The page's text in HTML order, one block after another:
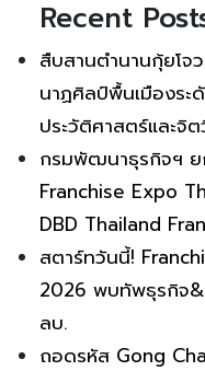
Recent
สืบสานตำนานกุ้ยโจ
นาฏศิลป์พื้นเมืองร
ประวัติศาสตร์และ
กรมพัฒนาธุรกิจฯ
Franchise Expo
DBD Thailand
สตาร์ทวันนี้!
2026 พบทัพธุรกิจ
ลบ.
ถอดรหัส Gong